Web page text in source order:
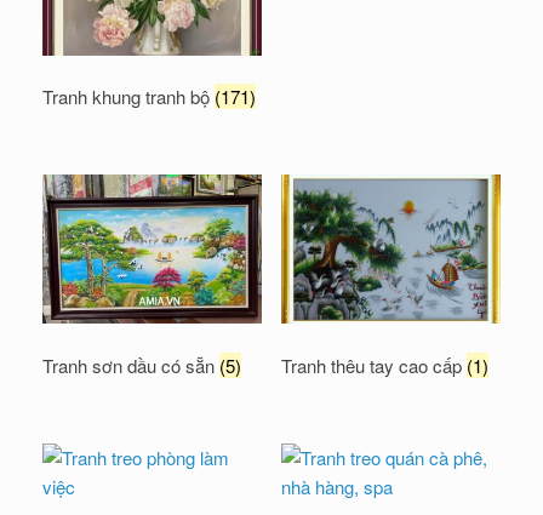
Tranh khung tranh bộ (171)
Tranh sơn dầu có sẵn (5) Tranh thêu tay cao cấp (1)